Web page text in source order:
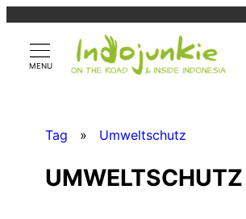
springen
Tag » Umweltschutz
UMWELTSCHUTZ